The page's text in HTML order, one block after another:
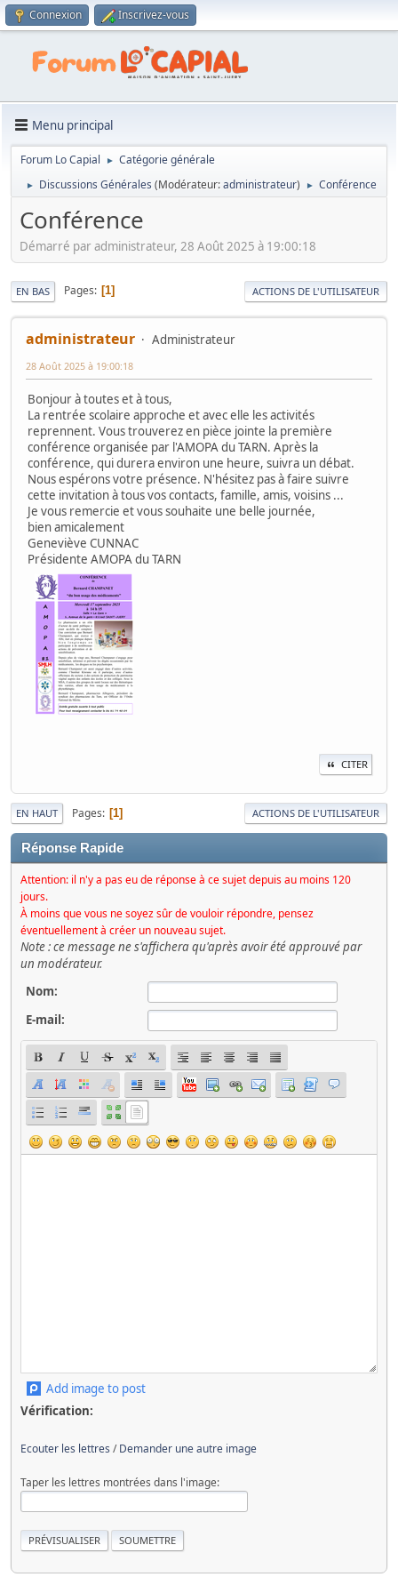
Connexion Inscrivez-vous
Menu principal
Forum Lo Capial ► Catégorie générale
► Discussions Générales (Modérateur:administrateur) ► Conférence
Conférence
Démarré par administrateur, 28 Août 2025 à 19:00:18
EN BAS Pages 1 ACTIONS DE L'UTILISATEUR
administrateur Administrateur
28 Août 2025 à 19:00:18
Bonjour à toutes et à tous,
La rentrée scolaire approche et avec elle les activités
reprennent. Vous trouverez en pièce jointe la première
conférence organisée par l'AMOPA du TARN. Après la
conférence, qui durera environ une heure, suivra un débat.
Nous espérons votre présence. N'hésitez pas à faire suivre
cette invitation à tous vos contacts, famille, amis, voisins ...
Je vous remercie et vous souhaite une belle journée,
bien amicalement
Geneviève CUNNAC
Présidente AMOPA du TARN
CITER
EN HAUT Pages 1 ACTIONS DE L'UTILISATEUR
Réponse Rapide
Attention: il n'y a pas eu de réponse à ce sujet depuis au moins 120
jours.
À moins que vous ne soyez sûr de vouloir répondre, pensez
éventuellement à créer un nouveau sujet.
Note : ce message ne s'affichera qu'après avoir été approuvé par
un modérateur.
Nom:
E-mail:
Add image to post
Vérification:
Ecouter les lettres /Demander une autre image
Taper les lettres montrées dans l'image: